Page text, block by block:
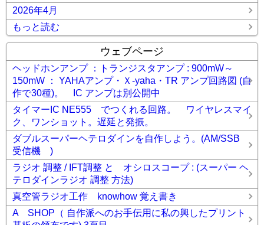
2026年4月
もっと読む
ウェブページ
ヘッドホンアンプ ：トランジスタアンプ : 900mW～
150mW ： YAHAアンプ・Ｘ-yaha・TR アンプ回路図 (自
作で30種)。 IC アンプは別公開中
タイマーIC NE555 でつくれる回路。 ワイヤレスマイ
ク、ワンショット。遅延と発振。
ダブルスーパーヘテロダインを自作しよう。(AM/SSB
受信機 )
ラジオ 調整 / IFT調整 と オシロスコープ : (スーパー ヘ
テロダインラジオ 調整 方法)
真空管ラジオ工作 knowhow 覚え書き
A SHOP（ 自作派へのお手伝用に私の興したプリント